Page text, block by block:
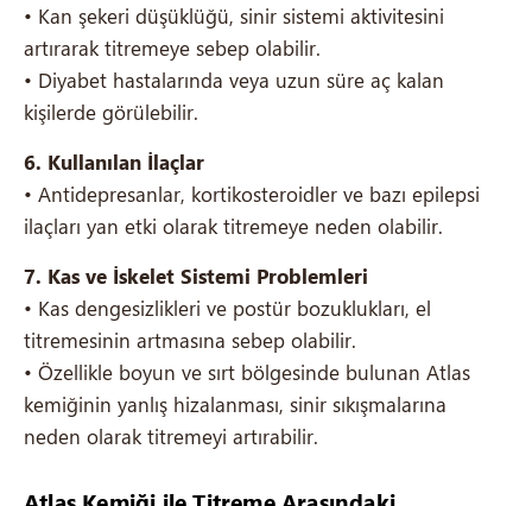
• Kan şekeri düşüklüğü, sinir sistemi aktivitesini
artırarak titremeye sebep olabilir.
• Diyabet hastalarında veya uzun süre aç kalan
kişilerde görülebilir.
6. Kullanılan İlaçlar
• Antidepresanlar, kortikosteroidler ve bazı epilepsi
ilaçları yan etki olarak titremeye neden olabilir.
7. Kas ve İskelet Sistemi Problemleri
• Kas dengesizlikleri ve postür bozuklukları, el
titremesinin artmasına sebep olabilir.
• Özellikle boyun ve sırt bölgesinde bulunan Atlas
kemiğinin yanlış hizalanması, sinir sıkışmalarına
neden olarak titremeyi artırabilir.